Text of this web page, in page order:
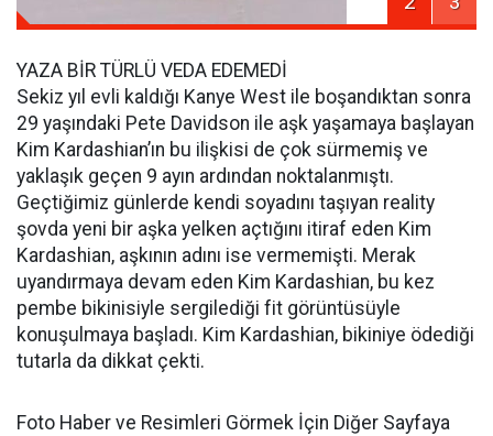
YAZA BİR TÜRLÜ VEDA EDEMEDİ
Sekiz yıl evli kaldığı Kanye West ile boşandıktan sonra
29 yaşındaki Pete Davidson ile aşk yaşamaya başlayan
Kim Kardashian’ın bu ilişkisi de çok sürmemiş ve
yaklaşık geçen 9 ayın ardından noktalanmıştı.
Geçtiğimiz günlerde kendi soyadını taşıyan reality
şovda yeni bir aşka yelken açtığını itiraf eden Kim
Kardashian, aşkının adını ise vermemişti. Merak
uyandırmaya devam eden Kim Kardashian, bu kez
pembe bikinisiyle sergilediği fit görüntüsüyle
konuşulmaya başladı. Kim Kardashian, bikiniye ödediği
tutarla da dikkat çekti.
Foto Haber ve Resimleri Görmek İçin Diğer Sayfaya